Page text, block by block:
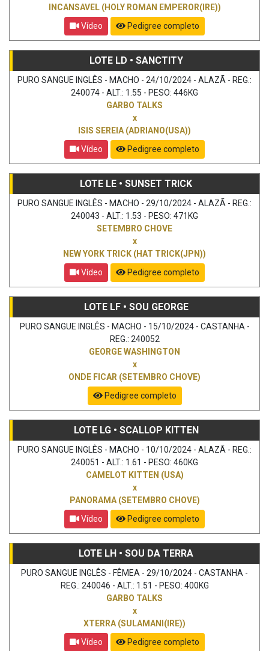
INCANSAVEL (HOLY ROMAN EMPEROR(IRE))
Vídeo
Pedigree completo
LOTE LD • SANCTITY
PURO SANGUE INGLÊS - MACHO - 24/10/2024 - ALAZÃ - REG.:
240074 - ALT.: 1.55 - PESO: 446KG
GARBO TALKS
x
ISIS SEREIA (ADRIANO(USA))
Vídeo
Pedigree completo
LOTE LE • SUNSET TRICK
PURO SANGUE INGLÊS - MACHO - 29/10/2024 - ALAZÃ - REG.:
240043 - ALT.: 1.53 - PESO: 471KG
SETEMBRO CHOVE
x
NEW YORK TRICK (HAT TRICK(JPN))
Vídeo
Pedigree completo
LOTE LF • SOU GEORGE
PURO SANGUE INGLÊS - MACHO - 15/10/2024 - CASTANHA -
REG.: 240052
GEORGE WASHINGTON
x
ONDE FICAR (SETEMBRO CHOVE)
Pedigree completo
LOTE LG • SCALLOP KITTEN
PURO SANGUE INGLÊS - MACHO - 10/10/2024 - ALAZÃ - REG.:
240051 - ALT.: 1.61 - PESO: 460KG
CAMELOT KITTEN (USA)
x
PANORAMA (SETEMBRO CHOVE)
Vídeo
Pedigree completo
LOTE LH • SOU DA TERRA
PURO SANGUE INGLÊS - FÊMEA - 29/10/2024 - CASTANHA -
REG.: 240046 - ALT.: 1.51 - PESO: 400KG
GARBO TALKS
x
XTERRA (SULAMANI(IRE))
Vídeo
Pedigree completo